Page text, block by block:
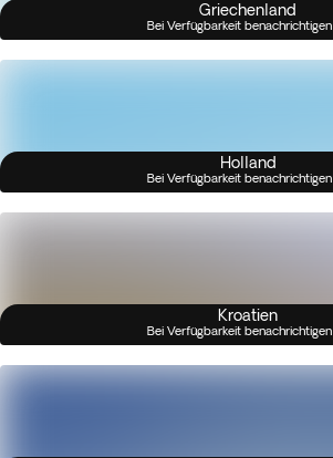
Griechenland
Bei Verfügbarkeit benachrichtigen
Holland
Bei Verfügbarkeit benachrichtigen
Kroatien
Bei Verfügbarkeit benachrichtigen